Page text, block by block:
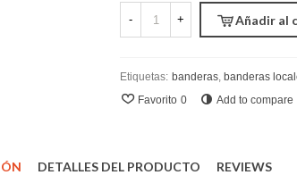
- + Añadir al
Etiquetas: banderas, banderas
Favorito 0 Add to compare
DETALLES DEL PRODUCTO REVIEWS